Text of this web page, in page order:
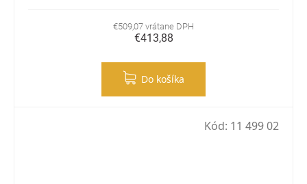
€509,07 vrátane DPH
€413,88
Do košíka
Kód: 11 499 02